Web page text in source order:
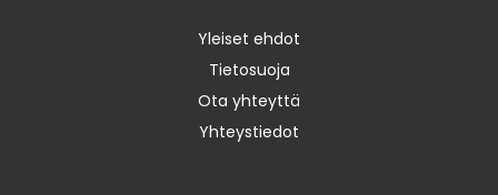
Yleiset ehdot
Tietosuoja
Ota yhteyttä
Yhteystiedot